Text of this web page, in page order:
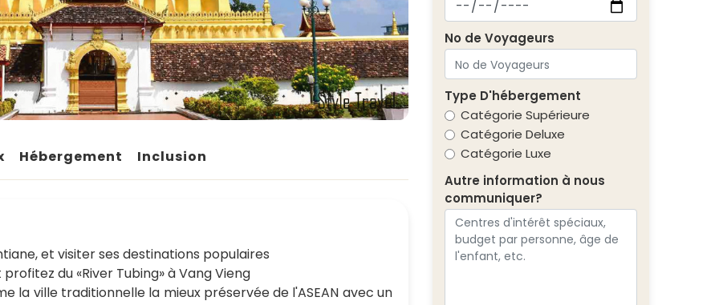
Hébergement Inclusion
et visiter ses destinations populaires
du «River Tubing» à Vang Vieng
la ville traditionnelle la mieux préservée de l'ASEAN avec un
No de Voyageurs
Type D'hébergement
Catégorie Supérieure
Catégorie Deluxe
Catégorie Luxe
Autre information à nous
communiquer?